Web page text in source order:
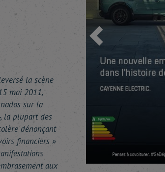
la scène
mai 2011,
sur la
la plupart des
dénonçant
financiers »
aux
Précédent